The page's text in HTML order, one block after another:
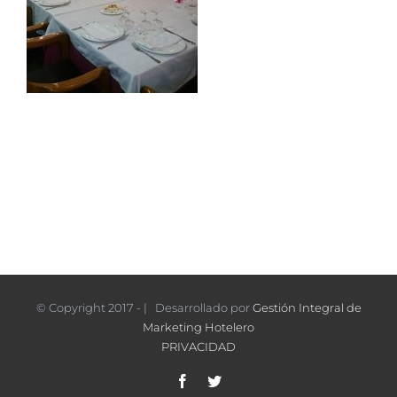
© Copyright 2017 - | Desarrollado porGestión Integral de
Marketing Hotelero
PRIVACIDAD
FacebookTwitter